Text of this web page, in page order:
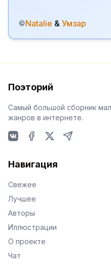
©Natalie & Умзар
Поэторий
Самый большой сборник
жанров в интернете.
Навигация
Свежее
Лучшее
Авторы
Иллюстрации
О проекте
Чат